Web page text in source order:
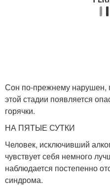
Сон по-прежнему нарушен,
этой стадии появляется
горячки.
НА ПЯТЫЕ СУТКИ
Человек, исключивший
чувствует себя немного
наблюдается постепенно
синдрома.